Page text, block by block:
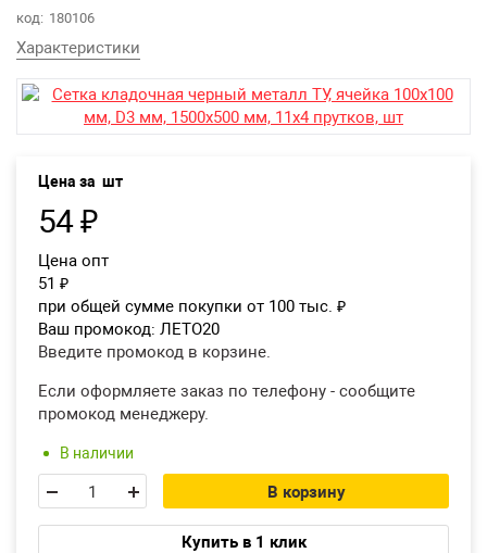
код: 180106
Характеристики
Цена за шт
54₽
Цена опт
51 ₽
при общей сумме покупки от 100 тыс. ₽
Ваш промокод: ЛЕТО20
Введите промокод в корзине.
Если оформляете заказ по телефону - сообщите
промокод менеджеру.
В наличии
В корзину
Купить в 1 клик
Возврат товара
Екатеринбург